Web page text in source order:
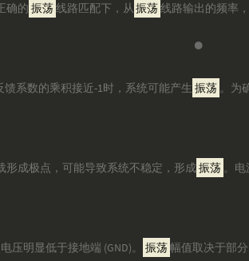
确的 振荡线路匹配下，从振荡线路输出的频率
系数的乘积接近-1时，系统可能产生 振荡 。为
形成极点，可能导致系统不稳定，形成振荡 。电
明显低于接地端 (GND)。
振荡幅值取决于部